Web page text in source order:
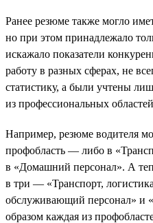
Ранее резюме также могло
но при этом принадлежало
искажало показатели
работу в разных сферах, не
статистику, а были учтены
из профессиональных
Например, резюме водителя
профобласть — либо в
в «Домашний персонал». А
в три — «Транспорт,
обслуживающий персонал» и
образом каждая из